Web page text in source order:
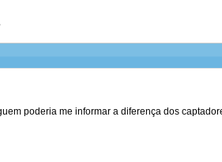
poderia me informar a diferença dos